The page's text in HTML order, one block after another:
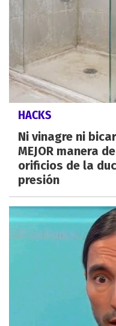
HACKS
Ni vinagre ni
MEJOR manera
orificios de la
presión